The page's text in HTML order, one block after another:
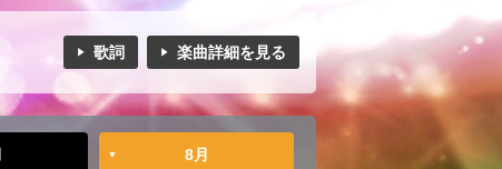
歌詞 楽曲詳細を見る
8月